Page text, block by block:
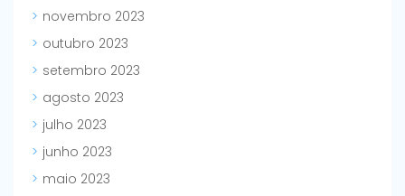
novembro 2023
outubro 2023
setembro 2023
agosto 2023
julho 2023
junho 2023
maio 2023